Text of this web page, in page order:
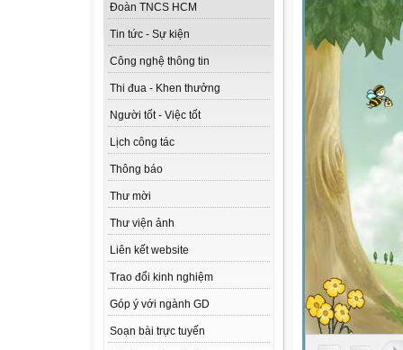
Đoàn TNCS HCM
Tin tức - Sự kiện
Công nghệ thông tin
Thi đua - Khen thưởng
Người tốt - Việc tốt
Lịch công tác
Thông báo
Thư mời
Thư viện ảnh
Liên kết website
Trao đổi kinh nghiệm
Góp ý với ngành GD
Soạn bài trực tuyến